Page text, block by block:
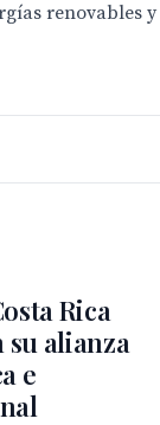
renovables
Rica
alianza
e